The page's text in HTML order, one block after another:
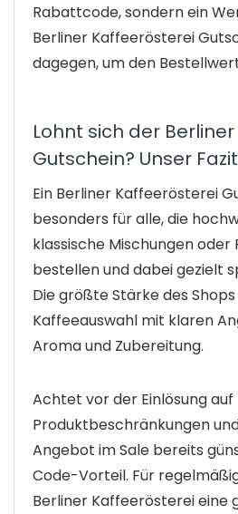
Rabattcode, sondern ein
Berliner Kaffeerösterei
dagegen, um den
Lohnt sich der
Gutschein? Unser Fazit
Ein Berliner Kaffeerösterei
besonders für alle, die
klassische Mischungen oder
bestellen und dabei gezielt
Die größte Stärke des
Kaffeeauswahl mit klaren
Aroma und Zubereitung.
Achtet vor der Einlösung auf
Produktbeschränkungen
Angebot im Sale bereits
Code-Vorteil. Für
Berliner Kaffeerösterei eine